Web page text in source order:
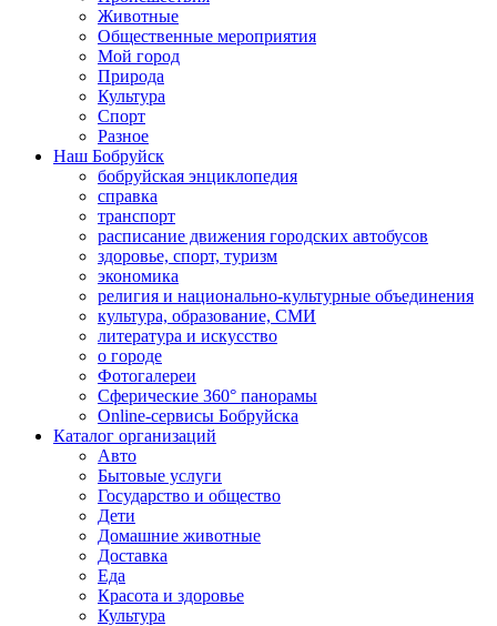
Животные
Общественные мероприятия
Мой город
Природа
Культура
Спорт
Разное
Наш Бобруйск
бобруйская энциклопедия
справка
транспорт
расписание движения городских автобусов
здоровье, спорт, туризм
экономика
религия и национально-культурные объединения
культура, образование, СМИ
литература и искусство
о городе
Фотогалереи
Сферические 360° панорамы
Online-сервисы Бобруйска
Каталог организаций
Авто
Бытовые услуги
Государство и общество
Дети
Домашние животные
Доставка
Еда
Красота и здоровье
Культура